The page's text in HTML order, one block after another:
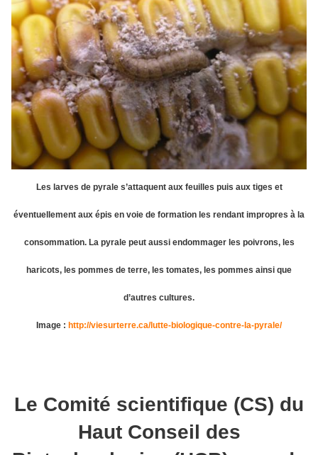
Les larves de pyrale s’attaquent aux feuilles puis aux tiges et
éventuellement aux épis en voie de formation les rendant impropres à la
consommation. La pyrale peut aussi endommager les poivrons, les
haricots, les pommes de terre, les tomates, les pommes ainsi que
d’autres cultures.
Image : http://viesurterre.ca/lutte-biologique-contre-la-pyrale/
Le Comité scientifique (CS) du
Haut Conseil des